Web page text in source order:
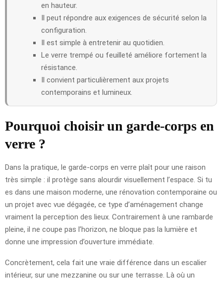
en hauteur.
Il peut répondre aux exigences de sécurité selon la
configuration.
Il est simple à entretenir au quotidien.
Le verre trempé ou feuilleté améliore fortement la
résistance.
Il convient particulièrement aux projets
contemporains et lumineux.
Pourquoi choisir un garde-corps en
verre ?
Dans la pratique, le garde-corps en verre plaît pour une raison
très simple : il protège sans alourdir visuellement l’espace. Si tu
es dans une maison moderne, une rénovation contemporaine ou
un projet avec vue dégagée, ce type d’aménagement change
vraiment la perception des lieux. Contrairement à une rambarde
pleine, il ne coupe pas l’horizon, ne bloque pas la lumière et
donne une impression d’ouverture immédiate.
Concrètement, cela fait une vraie différence dans un escalier
intérieur, sur une mezzanine ou sur une terrasse. Là où un